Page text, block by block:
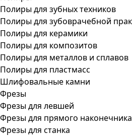
Полиры для зубных техников
Полиры для зубоврачебной
Полиры для керамики
Полиры для композитов
Полиры для металлов и сплавов
Полиры для пластмасс
Шлифовальные камни
Фрезы
Фрезы для левшей
Фрезы для прямого наконечника
Фрезы для станка